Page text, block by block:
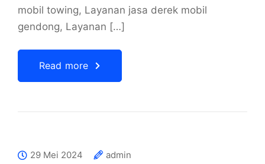
mobil towing, Layanan jasa derek mobil
gendong, Layanan […]
Read more
29 Mei 2024
admin